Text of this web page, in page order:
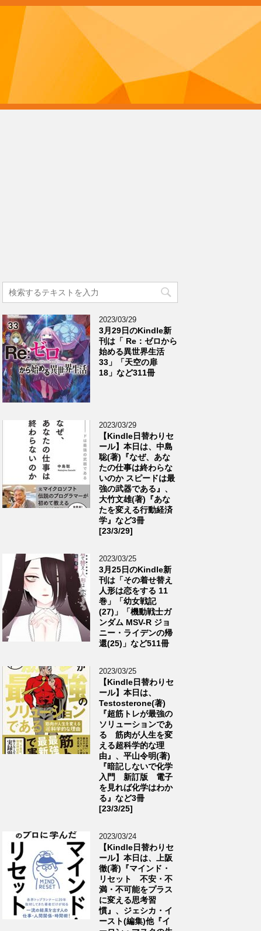
2023/03/29
3月29日のKindle新
刊は「 Re：ゼロから
始める異世界生活
33」「天空の扉
18」など311冊
2023/03/29
【Kindle日替わりセ
ール】本日は、中島
聡(著)『なぜ、あな
たの仕事は終わらな
いのか スピードは最
強の武器である』、
大竹文雄(著)『あな
たを変える行動経済
学』など3冊
[23/3/29]
2023/03/25
3月25日のKindle新
刊は「その着せ替え
人形は恋をする 11
巻」「幼女戦記
(27)」「機動戦士ガ
ンダム MSV-R ジョ
ニー・ライデンの帰
還(25)」など511冊
2023/03/25
【Kindle日替わりセ
ール】本日は、
Testosterone(著)
『超筋トレが最強の
ソリューションであ
る 筋肉が人生を変
える超科学的な理
由』、平山令明(著)
『暗記しないで化学
入門 新訂版 電子
を見れば化学はわか
る』など3冊
[23/3/25]
2023/03/24
【Kindle日替わりセ
ール】本日は、上阪
徹(著)『マインド・
リセット 不安・不
満・不可能をプラス
に変える思考習
慣』、ジェシカ・イ
ースト(編集)他『イ